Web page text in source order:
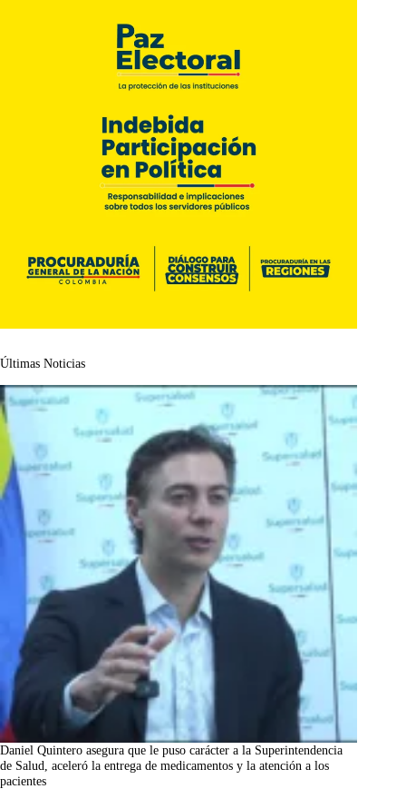
Últimas Noticias
Daniel Quintero asegura que le puso carácter a la Superintendencia
de Salud, aceleró la entrega de medicamentos y la atención a los
pacientes